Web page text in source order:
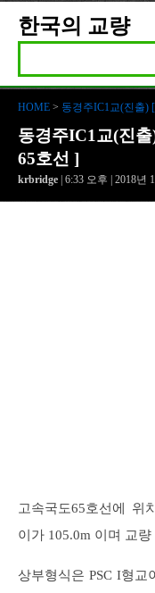
한국의 교량
HOME > 동경주IC1교(진출)
동경주IC1교(진
65호선 ]
krbridge | 6:33 오후 | 2018년
고속국도65호선에 위
이가 105.0m 이며 교
상부형식은 PSC I형